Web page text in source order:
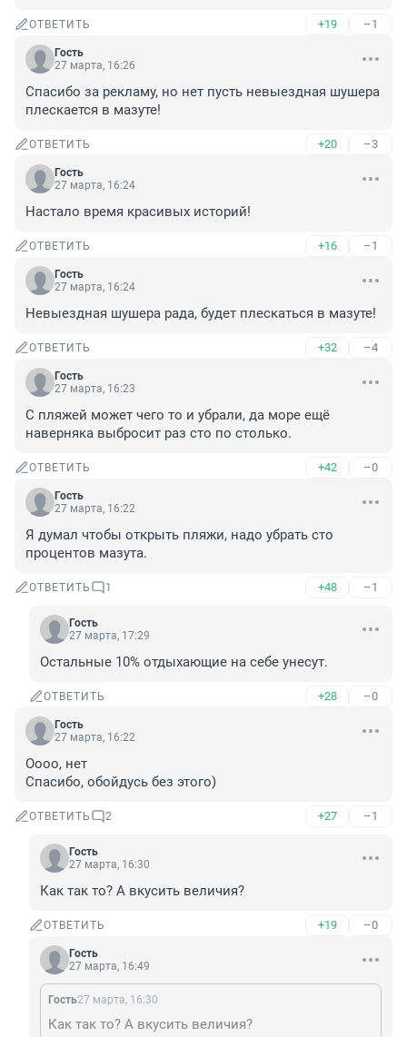
ОТВЕТИТЬ +19 –1
Гость
27 марта, 16:26
Спасибо за рекламу, но нет пусть невыездная шушера
плескается в мазуте!
ОТВЕТИТЬ +20 –3
Гость
27 марта, 16:24
Настало время красивых историй!
ОТВЕТИТЬ +16 –1
Гость
27 марта, 16:24
Невыездная шушера рада, будет плескаться в мазуте!
ОТВЕТИТЬ +32 –4
Гость
27 марта, 16:23
С пляжей может чего то и убрали, да море ещё
наверняка выбросит раз сто по столько.
ОТВЕТИТЬ +42 –0
Гость
27 марта, 16:22
Я думал чтобы открыть пляжи, надо убрать сто
процентов мазута.
ОТВЕТИТЬ 1 +48 –1
Гость
27 марта, 17:29
Остальные 10% отдыхающие на себе унесут.
ОТВЕТИТЬ +28 –0
Гость
27 марта, 16:22
Оооо, нет
Спасибо, обойдусь без этого)
ОТВЕТИТЬ 2 +27 –1
Гость
27 марта, 16:30
Как так то? А вкусить величия?
ОТВЕТИТЬ +19 –0
Гость
27 марта, 16:49
Гость27 марта, 16:30
Как так то? А вкусить величия?